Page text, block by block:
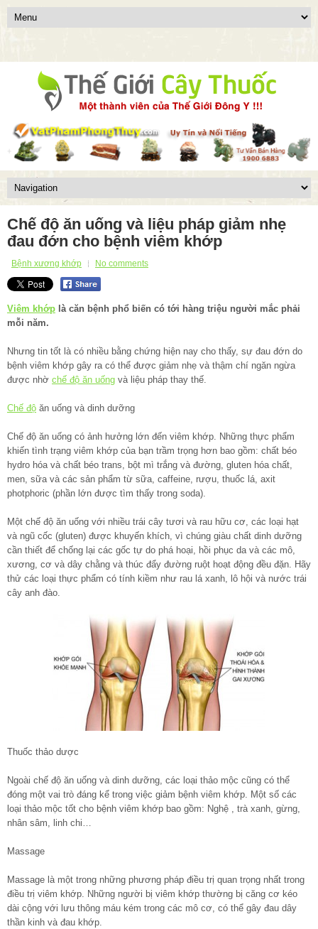
Chế độ ăn uống và liệu pháp giảm nhẹ
đau đớn cho bệnh viêm khớp
Bệnh xương khớp No comments
Viêm khớp là căn bệnh phổ biến có tới hàng triệu người mắc phải
mỗi năm.
Nhưng tin tốt là có nhiều bằng chứng hiện nay cho thấy, sự đau đớn do
bệnh viêm khớp gây ra có thể được giảm nhẹ và thậm chí ngăn ngừa
được nhờ chế độ ăn uống và liệu pháp thay thế.
Chế độ ăn uống và dinh dưỡng
Chế độ ăn uống có ảnh hưởng lớn đến viêm khớp. Những thực phẩm
khiến tình trạng viêm khớp của bạn trầm trọng hơn bao gồm: chất béo
hydro hóa và chất béo trans, bột mì trắng và đường, gluten hóa chất,
men, sữa và các sản phẩm từ sữa, caffeine, rượu, thuốc lá, axit
photphoric (phần lớn được tìm thấy trong soda).
Một chế độ ăn uống với nhiều trái cây tươi và rau hữu cơ, các loại hạt
và ngũ cốc (gluten) được khuyến khích, vì chúng giàu chất dinh dưỡng
cần thiết để chống lại các gốc tự do phá hoại, hồi phục da và các mô,
xương, cơ và dây chằng và thúc đẩy đường ruột hoạt động đều đặn. Hãy
thử các loại thực phẩm có tính kiềm như rau lá xanh, lô hội và nước trái
cây anh đào.
Thuốc thảo dược
Ngoài chế độ ăn uống và dinh dưỡng, các loại thảo mộc cũng có thể
đóng một vai trò đáng kể trong việc giảm bệnh viêm khớp. Một số các
loại thảo mộc tốt cho bệnh viêm khớp bao gồm: Nghệ , trà xanh, gừng,
nhân sâm, linh chi…
Massage
Massage là một trong những phương pháp điều trị quan trọng nhất trong
điều trị viêm khớp. Những người bị viêm khớp thường bị căng cơ kéo
dài cộng với lưu thông máu kém trong các mô cơ, có thể gây đau dây
thần kinh và đau khớp.